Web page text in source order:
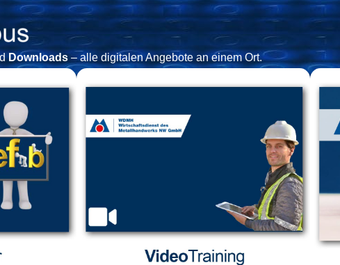
Downloads– alle digitalen Angebote an einem Ort.
Preisermittlung
Paper und Excel-Ausfüllhilfe.
Mit unserer ExcelTabelle und dem
Paper füllen Sie die
Formblätter zur Preisermittlung immer
konsistent aus.
WhitePaper